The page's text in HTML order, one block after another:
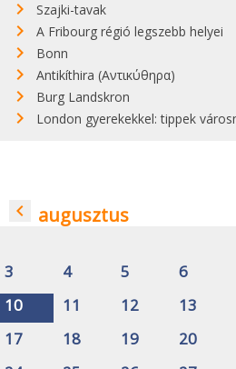
Szajki-tavak
A Fribourg régió legszebb helyei
Bonn
Antikíthira (Αντικύθηρα)
Burg Landskron
London gyerekekkel: tippek
navigate_before augusztus
3
4 5 6
10
11 12 13
17
18 19 20